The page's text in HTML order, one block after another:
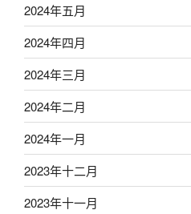
2024年五月
2024年四月
2024年三月
2024年二月
2024年一月
2023年十二月
2023年十一月